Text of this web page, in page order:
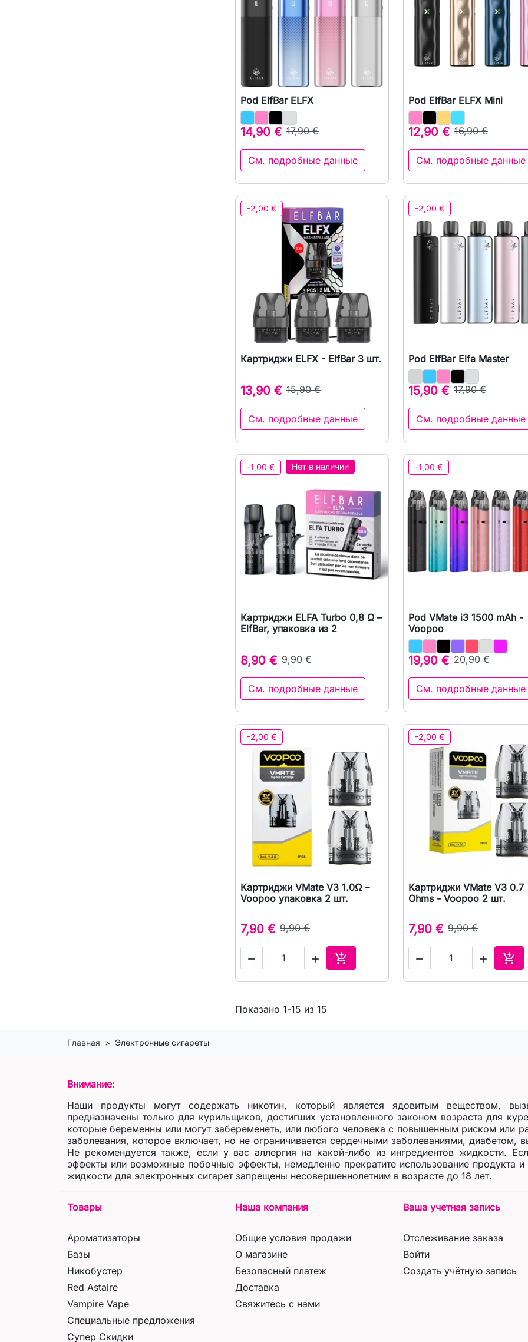
 Быстрый просмотр
Pod ElfBar ELFX
14,90 € 17,90 €
См. подробные данные
 Быстрый просмотр
Pod ElfBar ELFX Mini
12,90 € 16,90 €
См. подробные данные
-2,00 €
 Быстрый просмотр
Картриджи ELFX - ElfBar 3 шт.
13,90 € 15,90 €
См. подробные данные
-2,00 €
 Быстрый просмотр
Pod ElfBar Elfa Master
15,90 € 17,90 €
См. подробные данные
-1,00 € Нет в наличии
 Быстрый просмотр
Картриджи ELFA Turbo 0,8 Ω –
ElfBar, упаковка из 2
8,90 € 9,90 €
См. подробные данные
-1,00 €
 Быстрый просмотр
Pod VMate i3 1500 mAh -
Voopoo
19,90 € 20,90 €
См. подробные данные
-2,00 €
 Быстрый просмотр
Картриджи VMate V3 1.0Ω –
Voopoo упаковка 2 шт.
7,90 € 9,90 €
  
В корзину
-2,00 €
 Быстрый просмотр
Картриджи VMate V3 0.7
Ohms - Voopoo 2 шт.
7,90 € 9,90 €
  
В
Показано 1-15 из 15
Главная Электронные сигареты
Внимание:
Наши продукты могут содержать никотин, который является ядовитым веществом,
предназначены только для курильщиков, достигших установленного законом возраста для
которые беременны или могут забеременеть, или любого человека с повышенным риском или
заболевания, которое включает, но не ограничивается сердечными заболеваниями,
Не рекомендуется также, если у вас аллергия на какой-либо из ингредиентов жидкости.
эффекты или возможные побочные эффекты, немедленно прекратите использование продукта
жидкости для электронных сигарет запрещены несовершеннолетним в возрасте до 18 лет.
Товары
Ароматизаторы
Базы
Никобустер
Red Astaire
Vampire Vape
Специальные предложения
Супер Скидки
Наша компания
Общие условия продажи
О магазине
Безопасный платеж
Доставка
Свяжитесь с нами
Ваша учетная запись
Отслеживание заказа
Войти
Создать учётную запись